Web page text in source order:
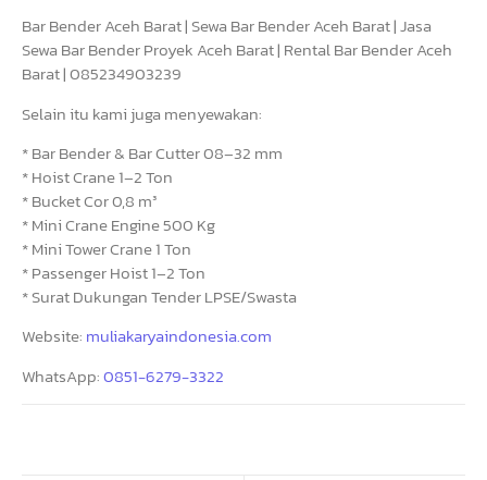
Bar Bender Aceh Barat | Sewa Bar Bender Aceh Barat | Jasa
Sewa Bar Bender Proyek Aceh Barat | Rental Bar Bender Aceh
Barat | 085234903239
Selain itu kami juga menyewakan:
* Bar Bender & Bar Cutter 08–32 mm
* Hoist Crane 1–2 Ton
* Bucket Cor 0,8 m³
* Mini Crane Engine 500 Kg
* Mini Tower Crane 1 Ton
* Passenger Hoist 1–2 Ton
* Surat Dukungan Tender LPSE/Swasta
Website: muliakaryaindonesia.com
WhatsApp:0851-6279-3322